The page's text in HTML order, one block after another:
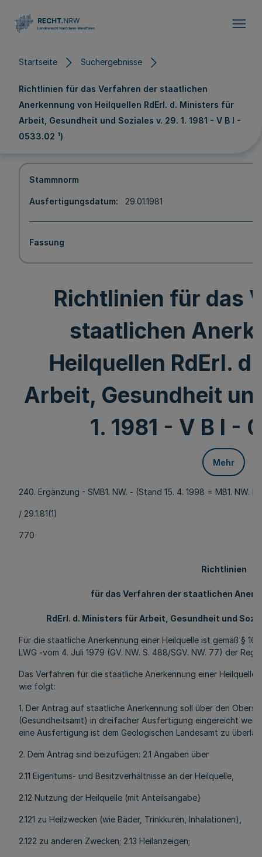
Startseite Suchergebnisse
Richtlinien für das Verfahren der staatlichen
Anerkennung von Heilquellen RdErl. d. Ministers für
Arbeit, Gesundheit und Soziales v. 29. 1. 1981 - V B l -
0533.02 ¹)
Stammnorm
Ausfertigungsdatum 29.01.1981
Fassung
Richtlinien für das
staatlichen
Heilquellen RdErl.
Arbeit, Gesundheit
1. 1981 - V B l -
Mehr
240. Ergänzung - SMB1. NW. - (Stand 15. 4. 1998 = MB1. NW.
/ 29.1.81(1)
770
Richtlinien
für das Verfahren der staatlichen
RdErl. d. Ministers für Arbeit, Gesundheit und
Für die staatliche Anerkennung einer Heilquelle ist gemäß § 16
LWG -vom 4. Juli 1979 (GV. NW. S. 488/SGV. NW. 77) der
Das Verfahren für die staatliche Anerkennung einer Heilquelle
wie folgt:
1. Der Antrag auf staatliche Anerkennung soll über den
(Gesundheitsamt) in dreifacher Ausfertigung eingereicht
eine Ausfertigung ist dem Geologischen Landesamt zu
2. Dem Antrag sind beizufügen: 2.1 Angaben über
2.11 Eigentums- und Besitzverhältnisse an der Heilquelle,
2.12 Nutzung der Heilquelle (mit Anteilsangabe}
2.121 zu Heilzwecken (wie Bäder, Trinkkuren, Inhalationen),
2.122 zu anderen Zwecken; 2.13 Heilanzeigen;